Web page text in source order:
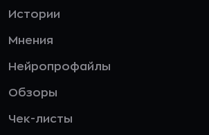
Истории
Мнения
Нейропрофайлы
Обзоры
Чек-листы